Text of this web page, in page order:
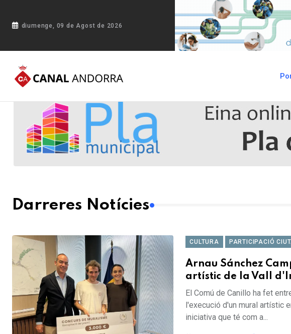
diumenge, 09 de Agost de 2026
Darreres Notícies
CULTURA PARTICIPACIÓ
Arnau Sánchez
artístic de la Vall
El Comú de Canillo ha fet
l'execució d'un mural artístic
iniciativa que té com a...